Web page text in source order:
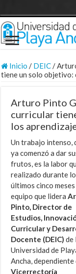
Inicio / DEIC/
tiene un solo objetivo:
Arturo Pinto
curricular
los
Un trabajo intenso,
ya comenzó a dar
frutos, es la labor
realizado durante
últimos cinco meses
equipo que lidera
Pinto, Director de
Estudios,
Curricular y
Docente (DEIC)de
Universidad de
Ancha, dependiente
Vicerrectoría